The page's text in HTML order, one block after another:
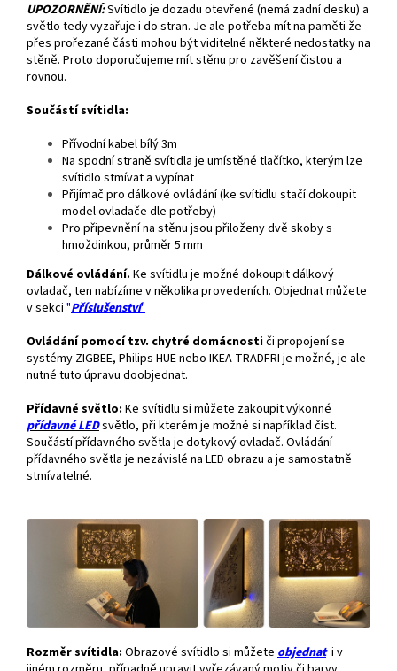
UPOZORNĚNÍ:Svítidlo je dozadu otevřené (nemá zadní desku) a
světlo tedy vyzařuje i do stran. Je ale potřeba mít na paměti že
přes prořezané části mohou být viditelné některé nedostatky na
stěně. Proto doporučujeme mít stěnu pro zavěšení čistou a
rovnou.
Součástí svítidla:
Přívodní kabel bílý 3m
Na spodní straně svítidla je umístěné tlačítko, kterým lze
svítidlo stmívat a vypínat
Přijímač pro dálkové ovládání (ke svítidlu stačí dokoupit
model ovladače dle potřeby)
Pro připevnění na stěnu jsou přiloženy dvě skoby s
hmoždinkou, průměr 5 mm
Dálkové ovládání. Ke svítidlu je možné dokoupit dálkový
ovladač, ten nabízíme v několika provedeních. Objednat můžete
v sekci "Příslušenství"
Ovládání pomocí tzv. chytré domácnostiči propojení se
systémy ZIGBEE, Philips HUE nebo IKEA TRADFRI je možné, je ale
nutné tuto úpravu doobjednat.
Přídavné světlo: Ke svítidlu si můžete zakoupit výkonné
přídavnéLEDsvětlo, při kterém je možné si například číst.
Součástí přídavného světla je dotykový ovladač. Ovládání
přídavného světla je nezávislé na LED obrazu a je samostatně
stmívatelné.
Rozměr svítidla: Obrazové svítidlo si můžete objednat i v